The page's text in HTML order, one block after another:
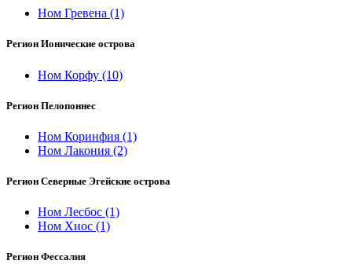
Ном Гревена (1)
Регион Ионические острова
Ном Корфу (10)
Регион Пелопоннес
Ном Коринфия (1)
Ном Лакония (2)
Регион Северные Эгейские острова
Ном Лесбос (1)
Ном Хиос (1)
Регион Фессалия